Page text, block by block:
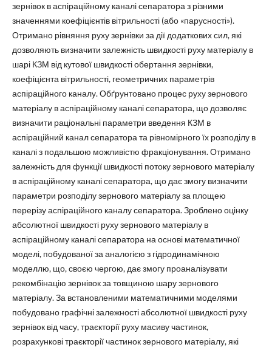
зернівок в аспіраційному каналі сепаратора з різними
значеннями коефіцієнтів вітрильності (або «парусності»).
Отримано рівняння руху зернівки за дії додаткових сил, які
дозволяють визначити залежність швидкості руху матеріалу в
шарі КЗМ від кутової швидкості обертання зернівки,
коефіцієнта вітрильності, геометричних параметрів
аспіраційного каналу. Обґрунтовано процес руху зернового
матеріалу в аспіраційному каналі сепаратора, що дозволяє
визначити раціональні параметри введення КЗМ в
аспіраційний канал сепаратора та рівномірного їх розподілу в
каналі з подальшою можливістю фракціонування. Отримано
залежність для функції швидкості потоку зернового матеріалу
в аспіраційному каналі сепаратора, що дає змогу визначити
параметри розподілу зернового матеріалу за площею
перерізу аспіраційного каналу сепаратора. Зроблено оцінку
абсолютної швидкості руху зернового матеріалу в
аспіраційному каналі сепаратора на основі математичної
моделі, побудованої за аналогією з гідродинамічною
моделлю, що, своєю чергою, дає змогу проаналізувати
рекомбінацію зернівок за товщиною шару зернового
матеріалу. За встановленими математичними моделями
побудовано графічні залежності абсолютної швидкості руху
зернівок від часу, траєкторії руху масиву частинок,
розрахункові траєкторії частинок зернового матеріалу, які